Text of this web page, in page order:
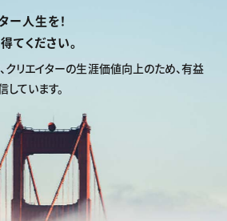
ー人生を！
てください。
クリエイターの生涯価値向上のため、有益
ています。